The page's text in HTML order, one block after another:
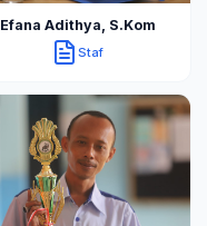
Efana Adithya, S.Kom
Staf